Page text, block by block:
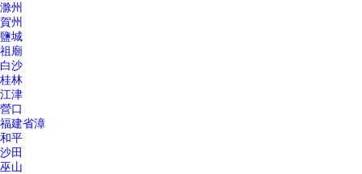
滁州
賀州
鹽城
祖廟
白沙
桂林
江津
營口
福建省漳
和平
沙田
巫山